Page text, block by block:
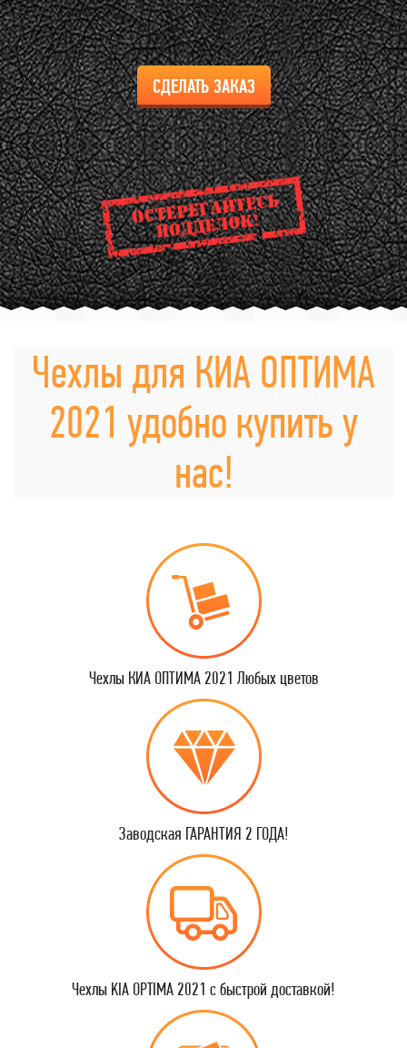
СДЕЛАТЬ ЗАКАЗ
Чехлы для КИА ОПТИМА
2021 удобно купить у
нас!
Чехлы КИА ОПТИМА 2021 Любых цветов
Заводская ГАРАНТИЯ 2 ГОДА!
Чехлы KIA OPTIMA 2021 с быстрой доставкой!